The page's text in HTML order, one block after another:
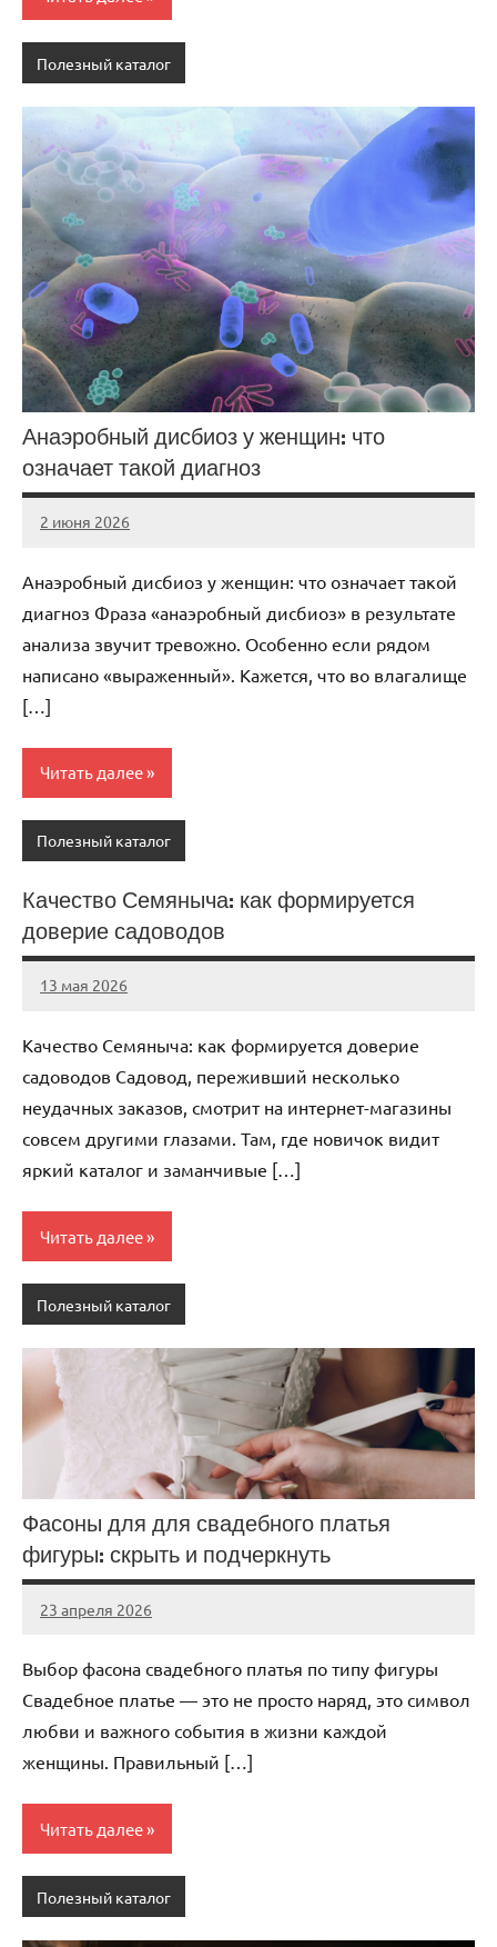
Полезный каталог
Анаэробный дисбиоз у женщин: что
означает такой диагноз
2 июня 2026
Avtor
Нет
Анаэробный дисбиоз у женщин: что означает такой
диагноз Фраза «анаэробный дисбиоз» в результате
анализа звучит тревожно. Особенно если рядом
написано «выраженный». Кажется, что во влагалище
[…]
Читать далее
Полезный каталог
Качество Семяныча: как формируется
доверие садоводов
13 мая 2026
Avtor
Нет
Качество Семяныча: как формируется доверие
садоводов Садовод, переживший несколько
неудачных заказов, смотрит на интернет-магазины
совсем другими глазами. Там, где новичок видит
яркий каталог и заманчивые […]
Читать далее
Полезный каталог
Фасоны для для свадебного платья
фигуры: скрыть и подчеркнуть
23 апреля 2026
Avtor
Нет
Выбор фасона свадебного платья по типу фигуры
Свадебное платье — это не просто наряд, это символ
любви и важного события в жизни каждой
женщины. Правильный […]
Читать далее
Полезный каталог